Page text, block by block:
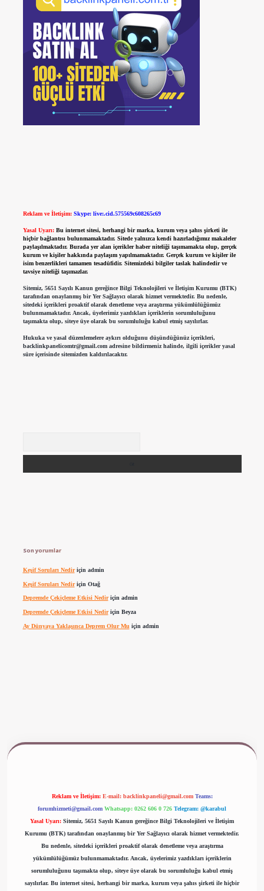
Reklam ve İletişim: Skype: live:.cid.575569c608265c69
Yasal Uyarı: Bu internet sitesi, herhangi bir marka, kurum veya şahıs şirketi ile
hiçbir bağlantısı bulunmamaktadır. Sitede yalnızca kendi hazırladığımız makaleler
paylaşılmaktadır. Burada yer alan içerikler haber niteliği taşımamakta olup, gerçek
kurum ve kişiler hakkında paylaşım yapılmamaktadır. Gerçek kurum ve kişiler ile
isim benzerlikleri tamamen tesadüfidir. Sitemizdeki bilgiler taslak halindedir ve
tavsiye niteliği taşımazlar.
Sitemiz, 5651 Sayılı Kanun gereğince Bilgi Teknolojileri ve İletişim Kurumu (BTK)
tarafından onaylanmış bir Yer Sağlayıcı olarak hizmet vermektedir. Bu nedenle,
sitedeki içerikleri proaktif olarak denetleme veya araştırma yükümlülüğümüz
bulunmamaktadır. Ancak, üyelerimiz yazdıkları içeriklerin sorumluluğunu
taşımakta olup, siteye üye olarak bu sorumluluğu kabul etmiş sayılırlar.
Hukuka ve yasal düzenlemelere aykırı olduğunu düşündüğünüz içerikleri,
backlinkpanelicomtr@gmail.comadresine bildirmeniz halinde, ilgili içerikler yasal
süre içerisinde sitemizden kaldırılacaktır.
Son yorumlar
Keşif Soruları Nediriçin admin
Keşif Soruları Nediriçin Otağ
Depremde Çekiçleme Etkisi Nediriçin admin
Depremde Çekiçleme Etkisi Nediriçin Beyza
Ay Dünyaya Yaklaşınca Deprem Olur Mu için admin
Reklam ve İletişim: E-mail: backlinkpaneli@gmail.com Teams:
forumhizmeti@gmail.com Whatsapp: 0262 606 0 726 Telegram: @karabul
Yasal Uyarı: Sitemiz, 5651 Sayılı Kanun gereğince Bilgi Teknolojileri ve İletişim
Kurumu (BTK) tarafından onaylanmış bir Yer Sağlayıcı olarak hizmet vermektedir.
Bu nedenle, sitedeki içerikleri proaktif olarak denetleme veya araştırma
yükümlülüğümüz bulunmamaktadır. Ancak, üyelerimiz yazdıkları içeriklerin
sorumluluğunu taşımakta olup, siteye üye olarak bu sorumluluğu kabul etmiş
sayılırlar. Bu internet sitesi, herhangi bir marka, kurum veya şahıs şirketi ile hiçbir